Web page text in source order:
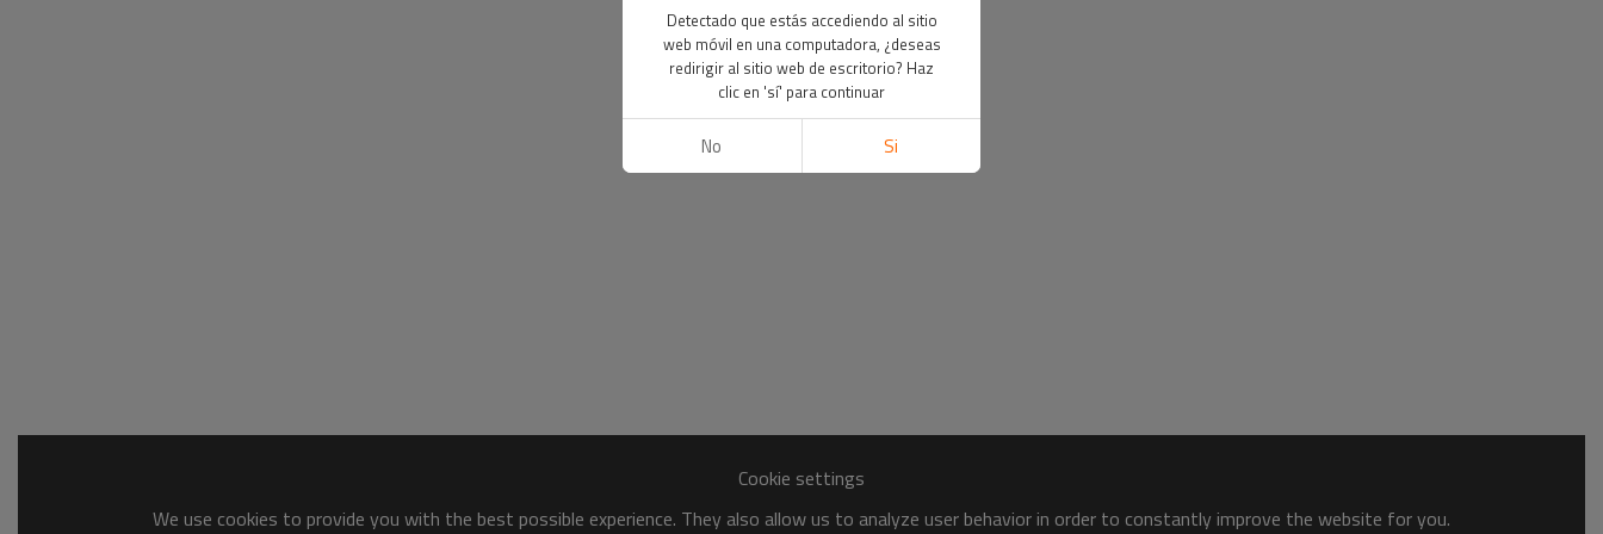
Cookie settings
We use cookies to provide you with the best possible experience. They also allow us to analyze user behavior in order to constantly improve the website for you.
Detectado que estás accediendo al sitio
web móvil en una computadora, ¿deseas
redirigir al sitio web de escritorio? Haz
clic en 'sí' para continuar
No Si